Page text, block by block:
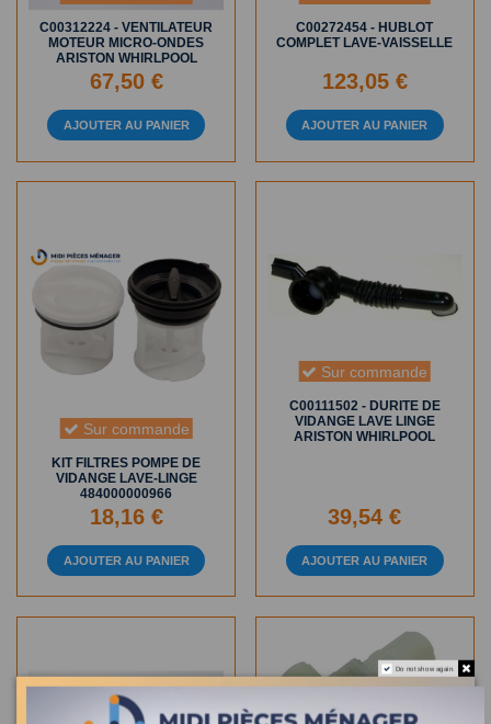
C00312224 - VENTILATEUR
MOTEUR MICRO-ONDES
ARISTON WHIRLPOOL
67,50 €
AJOUTER AU PANIER
C00272454 - HUBLOT
COMPLET LAVE-VAISSELLE
123,05 €
AJOUTER AU PANIER
Sur commande
KIT FILTRES POMPE DE
VIDANGE LAVE-LINGE
484000000966
18,16 €
AJOUTER AU PANIER
Sur commande
C00111502 - DURITE DE
VIDANGE LAVE LINGE
ARISTON WHIRLPOOL
39,54 €
AJOUTER AU PANIER
Do not show again.